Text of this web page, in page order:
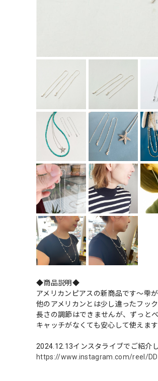
◆商品説明◆
アメリカンピアスの新商品です〜雫
他のアメリカンとは少し違ったフッ
長さの調節はできませんが、ずっと
キャッチがなくても安心して使えま
2024.12.13インスタライブでご紹介
https://www.instagram.com/reel/